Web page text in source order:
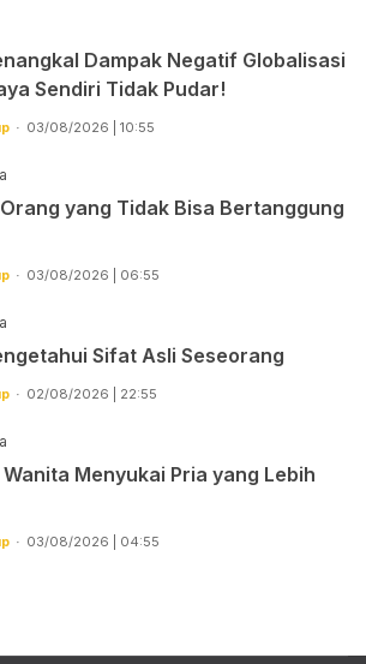
Dampak Negatif Globalisasi
Sendiri Tidak Pudar!
03/08/2026 | 10:55
yang Tidak Bisa Bertanggung
03/08/2026 | 06:55
Sifat Asli Seseorang
02/08/2026 | 22:55
Menyukai Pria yang Lebih
03/08/2026 | 04:55